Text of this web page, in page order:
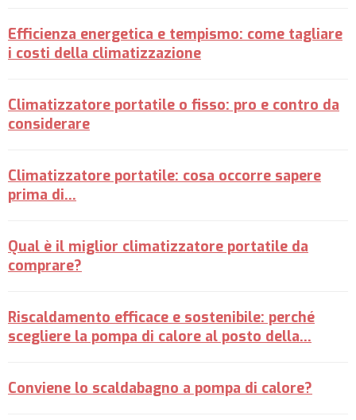
Efficienza energetica e tempismo: come tagliare
i costi della climatizzazione
Climatizzatore portatile o fisso: pro e contro da
considerare
Climatizzatore portatile: cosa occorre sapere
prima di...
Qual è il miglior climatizzatore portatile da
comprare?
Riscaldamento efficace e sostenibile: perché
scegliere la pompa di calore al posto della…
Conviene lo scaldabagno a pompa di calore?